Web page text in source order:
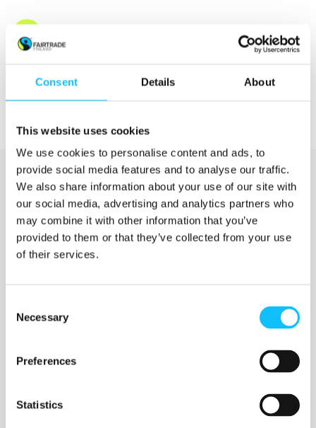
Consent Details About
This website uses cookies
We use cookies to personalise content and ads, to
provide social media features and to analyse our traffic.
We also share information about your use of our site with
our social media, advertising and analytics partners who
may combine it with other information that you’ve
provided to them or that they’ve collected from your use
of their services.
Selection
Necessary
Preferences
Statistics
Katso myös
Jyväskylän ammattikorkeakoulu
Nurmijärven seurakunta